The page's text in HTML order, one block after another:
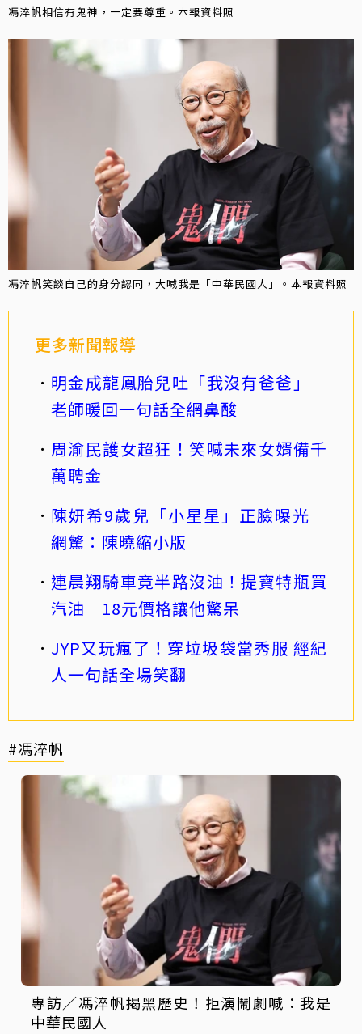
馮淬帆相信有鬼神，一定要尊重。本報資料照
馮淬帆笑談自己的身分認同，大喊我是「中華民國人」。本報資料照
更多新聞報導
明金成龍鳳胎兒吐「我沒有爸爸」
老師暖回一句話全網鼻酸
周渝民護女超狂！笑喊未來女婿備千
萬聘金
陳妍希9歲兒「小星星」正臉曝光
網驚：陳曉縮小版
連晨翔騎車竟半路沒油！提寶特瓶買
汽油 18元價格讓他驚呆
JYP又玩瘋了！穿垃圾袋當秀服 經紀
人一句話全場笑翻
#馮淬帆
專訪／馮淬帆揭黑歷史！拒演鬧劇喊：我是
中華民國人